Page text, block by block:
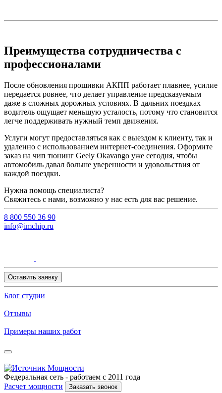
Преимущества сотрудничества с
профессионалами
После обновления прошивки АКПП работает плавнее, усилие
передается ровнее, что делает управление предсказуемым
даже в сложных дорожных условиях. В дальних поездках
водитель ощущает меньшую усталость, потому что становится
легче поддерживать нужный темп движения.
Услуги могут предоставляться как с выездом к клиенту, так и
удаленно с использованием интернет-соединения. Оформите
заказ на чип тюнинг Geely Okavango уже сегодня, чтобы
автомобиль давал больше уверенности и удовольствия от
каждой поездки.
Нужна помощь специалиста?
Свяжитесь с нами, возможно у нас есть для вас решение.
8 800 550 36 90
info@imchip.ru
Оставить заявку
Блог студии
Отзывы
Примеры наших работ
Федеральная сеть - работаем с 2011 года
Расчет мощности
Заказать звонок